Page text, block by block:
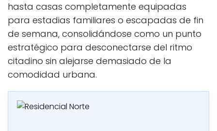
hasta casas completamente equipadas
para estadias familiares o escapadas de fin
de semana, consolidándose como un punto
estratégico para desconectarse del ritmo
citadino sin alejarse demasiado de la
comodidad urbana.